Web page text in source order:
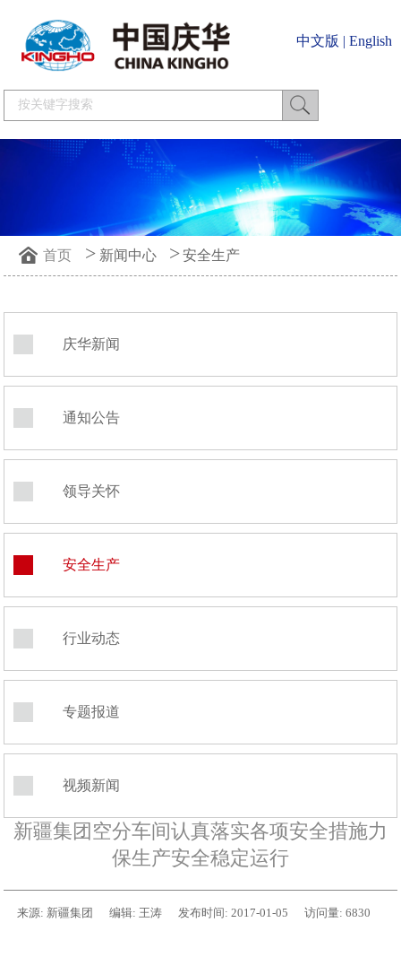
中文版 | English
首页 > 新闻中心 > 安全生产
庆华新闻
通知公告
领导关怀
安全生产
行业动态
专题报道
视频新闻
新疆集团空分车间认真落实各项安全措施力
保生产安全稳定运行
来源: 新疆集团 编辑: 王涛 发布时间: 2017-01-05 访问量: 6830